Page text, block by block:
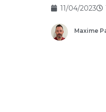
11/04/2023
Maxime